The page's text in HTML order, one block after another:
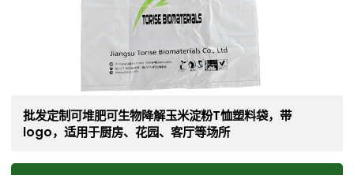
批发定制可堆肥可生物降解玉米淀粉T恤塑料袋，带
logo，适用于厨房、花园、客厅等场所